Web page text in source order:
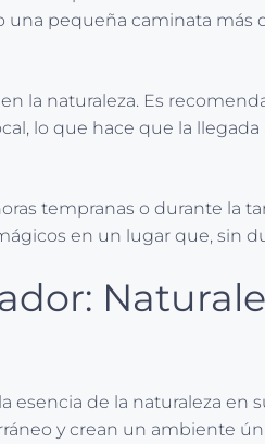
una pequeña caminata
la naturaleza. Es
lo que hace que la
tempranas o durante la
en un lugar que, sin
de la naturaleza en
y crean un ambiente